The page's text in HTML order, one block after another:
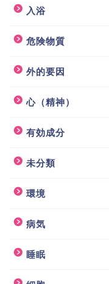
入浴
危険物質
外的要因
心（精神）
有効成分
未分類
環境
病気
睡眠